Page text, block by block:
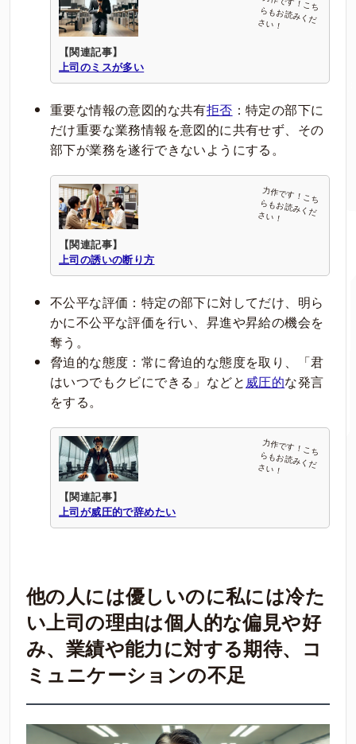
【関連記事】
上司のミスが多い
重要な情報の意図的な共有拒否 ：特定の部下に
だけ重要な業務情報を意図的に共有せず、その
部下が業務を遂行できないようにする。
【関連記事】
上司の誘いの断り方
不公平な評価：特定の部下に対してだけ、明ら
かに不公平な評価を行い、昇進や昇給の機会を
奪う。
脅迫的な態度：常に脅迫的な態度を取り、「君
はいつでもクビにできる」などと威圧的な発言
をする。
【関連記事】
上司が威圧的で辞めたい
他の人には優しいのに私には冷た
い上司の理由は個人的な偏見や好
み、業績や能力に対する期待、コ
ミュニケーションの不足